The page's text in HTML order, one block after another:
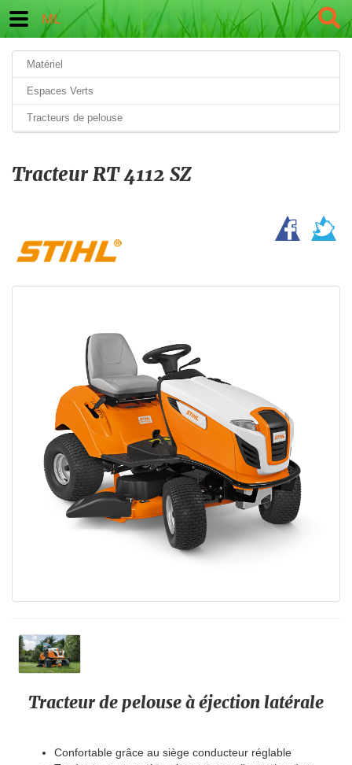
ML
Matériel
Espaces Verts
Tracteurs de pelouse
Tracteur RT 4112 SZ
Tracteur de pelouse à éjection latérale
Confortable grâce au siège conducteur réglable